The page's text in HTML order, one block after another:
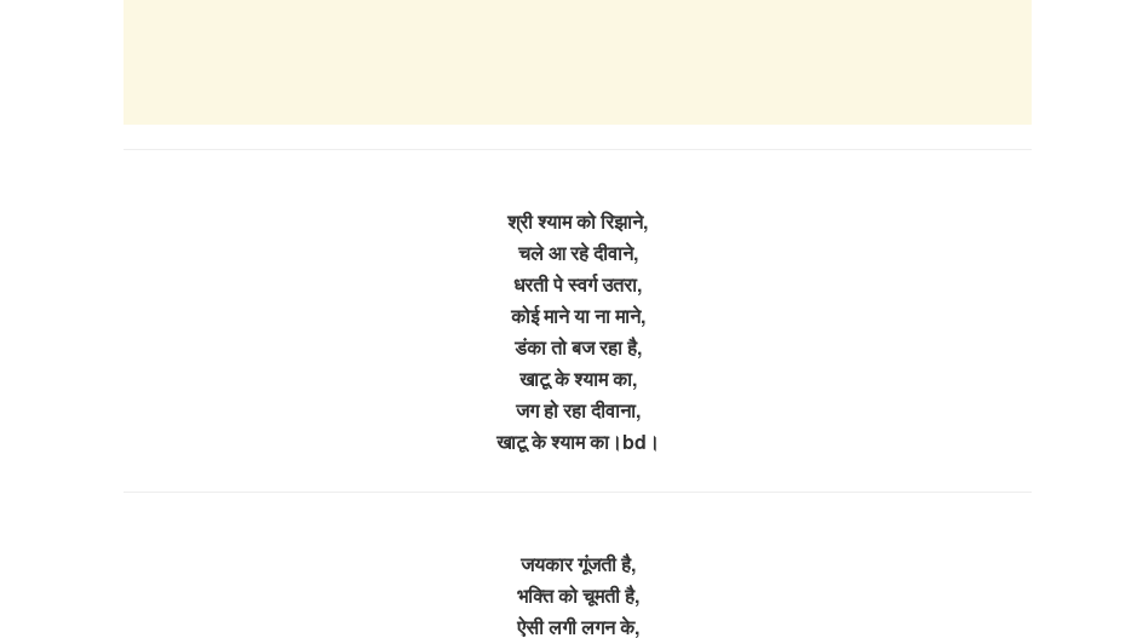
श्री श्याम को रिझाने,
चले आ रहे दीवाने,
धरती पे स्वर्ग उतरा,
कोई माने या ना माने,
डंका तो बज रहा है,
खाटू के श्याम का,
जग हो रहा दीवाना,
खाटू के श्याम का।bd।
जयकार गूंजती है,
भक्ति को चूमती है,
ऐसी लगी लगन के,